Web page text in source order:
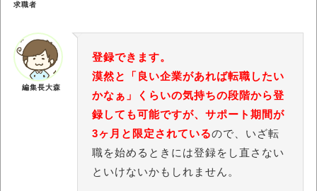
求職者
編集長大森
登録できます。
漠然と「良い企業があれば転職したい
かなぁ」くらいの気持ちの段階から登
録しても可能ですが、サポート期間が
3ヶ月と限定されているので、いざ転
職を始めるときには登録をし直さない
といけないかもしれません。